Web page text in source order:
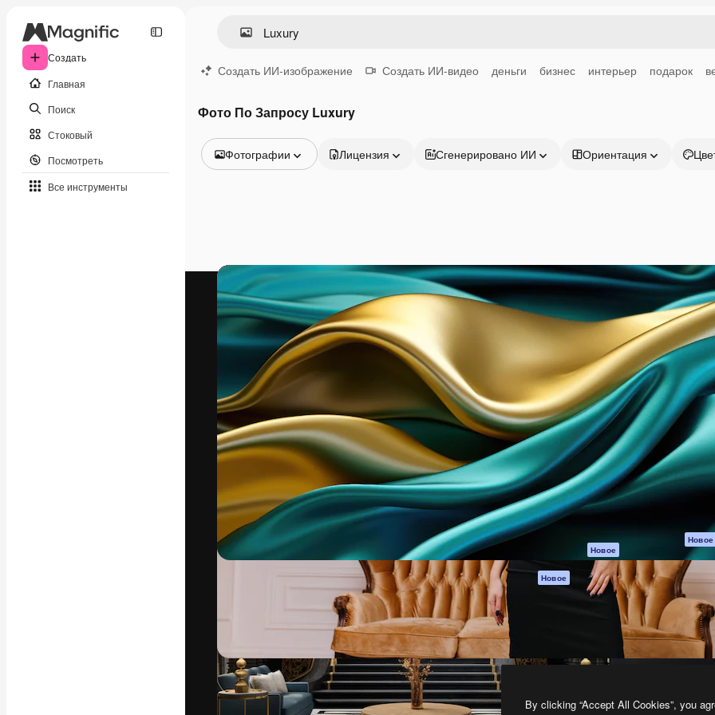
Создать
Главная
Поиск
Стоковый
Посмотреть
Все инструменты
Создать ИИ-изображение Создать ИИ-видео деньги бизнес интерьер подарок
Фото По Запросу Luxury
Фотографии
Видео
Видеоролик
Моушн-дизайн
Видеошаблоны
Иконки
3D-модели
Шрифты
Лицензия Сгенерировано ИИ Ориентация
Креативная платформа для создания
ваших лучших работ. Более 1 миллиона
подписчиков среди креаторов,
предприятий, агентств и студий.
Pусский
Продукция
ИИ-помощник
Генератор
изображений ИИ
Генератор видео
ИИ
Генератор голоса
на основе ИИ
Стоковый контент
MCP для
Claude/ChatGPT
Новое
Агенты Новое
API
Мобильное
приложение
Все инструменты
Magnific
Начать
Academy
Документация
Пакету ИИ
Служба
поддержки
Условия и
положения
Политика
Новое
Политика
cookie
Центр доверия
Партнеры
Предприятие
By clicking “Accept All Cookies”, you